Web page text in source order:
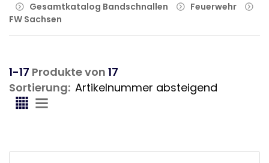
Gesamtkatalog Bandschnallen
Feuerwehr
FW Sachsen
1-17 Produkte von 17
Sortierung: